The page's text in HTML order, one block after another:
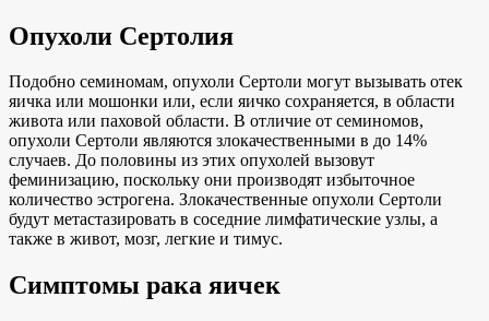
Опухоли Сертолия
Подобно семиномам, опухоли Сертоли могут вызывать отек
яичка или мошонки или, если яичко сохраняется, в области
живота или паховой области. В отличие от семиномов,
опухоли Сертоли являются злокачественными в до 14%
случаев. До половины из этих опухолей вызовут
феминизацию, поскольку они производят избыточное
количество эстрогена. Злокачественные опухоли Сертоли
будут метастазировать в соседние лимфатические узлы, а
также в живот, мозг, легкие и тимус.
Симптомы рака яичек